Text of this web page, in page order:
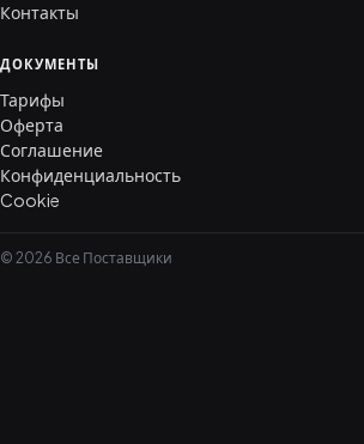
Контакты
ДОКУМЕНТЫ
Тарифы
Оферта
Соглашение
Конфиденциальность
Cookie
© 2026 Все Поставщики